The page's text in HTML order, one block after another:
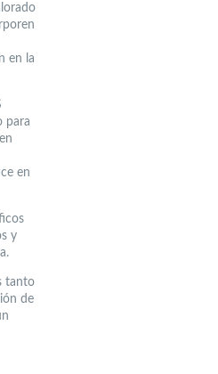
en la
para
en
y
tanto
de